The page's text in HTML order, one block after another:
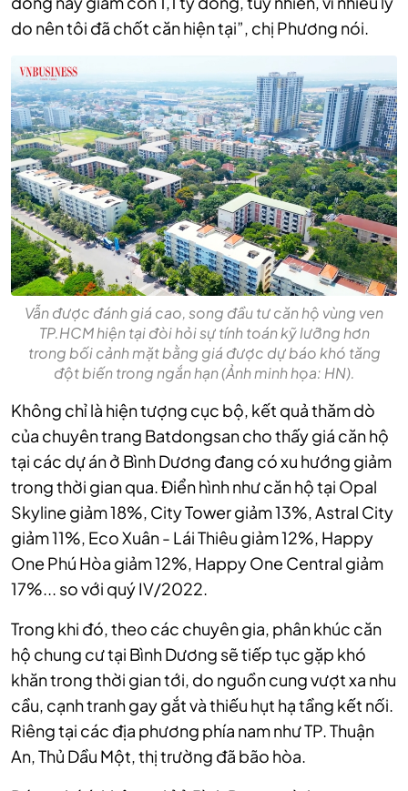
do nên tôi đã chốt căn hiện tại”, chị Phương nói.
Vẫn được đánh giá cao, song đầu tư căn hộ vùng ven
TP.HCM hiện tại đòi hỏi sự tính toán kỹ lưỡng hơn
trong bối cảnh mặt bằng giá được dự báo khó tăng
đột biến trong ngắn hạn (Ảnh minh họa: HN).
Không chỉ là hiện tượng cục bộ, kết quả thăm dò
của chuyên trang Batdongsan cho thấy giá căn hộ
tại các dự án ở Bình Dương đang có xu hướng giảm
trong thời gian qua. Điển hình như căn hộ tại Opal
Skyline giảm 18%, City Tower giảm 13%, Astral City
giảm 11%, Eco Xuân - Lái Thiêu giảm 12%, Happy
One Phú Hòa giảm 12%, Happy One Central giảm
17%... so với quý IV/2022.
Trong khi đó, theo các chuyên gia, phân khúc căn
hộ chung cư tại Bình Dương sẽ tiếp tục gặp khó
khăn trong thời gian tới, do nguồn cung vượt xa nhu
cầu, cạnh tranh gay gắt và thiếu hụt hạ tầng kết nối.
Riêng tại các địa phương phía nam như TP. Thuận
An, Thủ Dầu Một, thị trường đã bão hòa.